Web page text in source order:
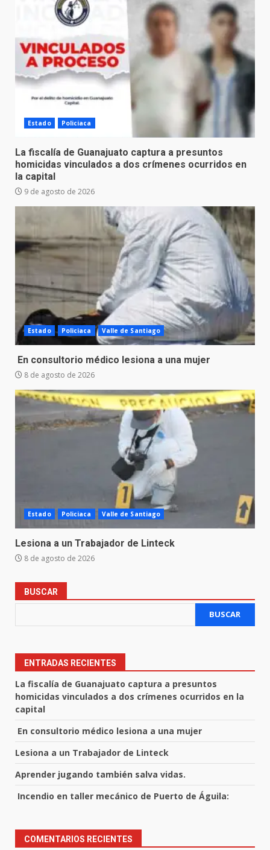
Estado Policiaca
La fiscalía de Guanajuato captura a presuntos
homicidas vinculados a dos crímenes ocurridos en
la capital
9 de agosto de 2026
Estado Policiaca Valle de Santiago
En consultorio médico lesiona a una mujer
8 de agosto de 2026
Estado Policiaca Valle de Santiago
Lesiona a un Trabajador de Linteck
8 de agosto de 2026
BUSCAR
BUSCAR
ENTRADAS RECIENTES
La fiscalía de Guanajuato captura a presuntos
homicidas vinculados a dos crímenes ocurridos en la
capital
En consultorio médico lesiona a una mujer
Lesiona a un Trabajador de Linteck
Aprender jugando también salva vidas.
Incendio en taller mecánico de Puerto de Águila:
COMENTARIOS RECIENTES